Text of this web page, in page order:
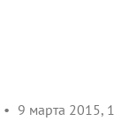
9 марта 2015,